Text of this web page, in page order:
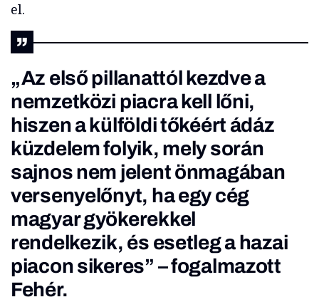
el.
„Az első pillanattól kezdve a
nemzetközi piacra kell lőni,
hiszen a külföldi tőkéért ádáz
küzdelem folyik, mely során
sajnos nem jelent önmagában
versenyelőnyt, ha egy cég
magyar gyökerekkel
rendelkezik, és esetleg a hazai
piacon sikeres” –fogalmazott
Fehér.